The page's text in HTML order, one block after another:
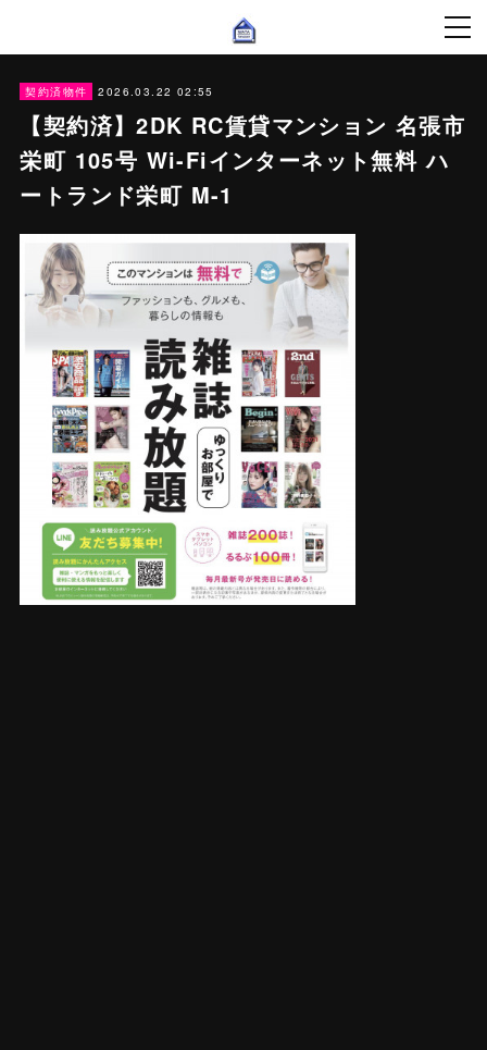
契約済物件 2026.03.22 02:55
【契約済】2DK RC賃貸マンション 名張市
栄町 105号 Wi-Fiインターネット無料 ハ
ートランド栄町 M-1